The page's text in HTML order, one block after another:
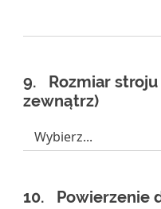
9.
Rozmiar
zewnątrz)
10. Powierzenie